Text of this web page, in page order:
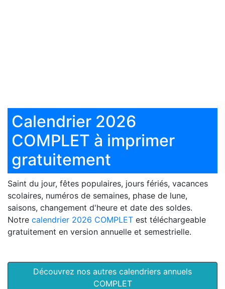
Calendrier 2026
COMPLET à imprimer
gratuitement
Saint du jour, fêtes populaires, jours fériés, vacances
scolaires, numéros de semaines, phase de lune,
saisons, changement d'heure et date des soldes.
Notre calendrier 2026 COMPLET est téléchargeable
gratuitement en version annuelle et semestrielle.
Découvrez nos autres calendriers annuels
COMPLET